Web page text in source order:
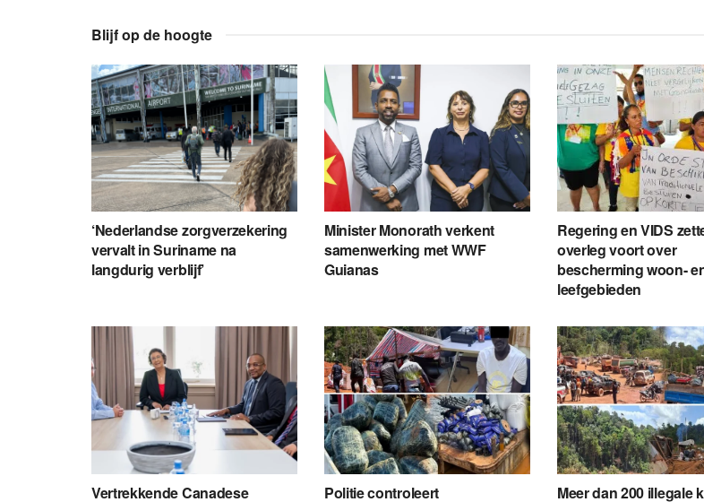
Blijf op de hoogte
‘Nederlandse zorgverzekering
vervalt in Suriname na
langdurig verblijf’
Minister Monorath verkent
samenwerking met WWF
Guianas
Regering en VIDS
overleg voort over
bescherming woon-
leefgebieden
Vertrekkende Canadese
Politie controleert
Meer dan 200 illegale